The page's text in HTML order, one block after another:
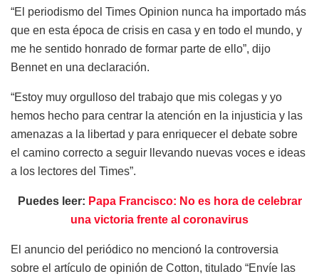
“El periodismo del Times Opinion nunca ha importado más
que en esta época de crisis en casa y en todo el mundo, y
me he sentido honrado de formar parte de ello”, dijo
Bennet en una declaración.
“Estoy muy orgulloso del trabajo que mis colegas y yo
hemos hecho para centrar la atención en la injusticia y las
amenazas a la libertad y para enriquecer el debate sobre
el camino correcto a seguir llevando nuevas voces e ideas
a los lectores del Times”.
Puedes leer: Papa Francisco: No es hora de celebrar
una victoria frente al coronavirus
El anuncio del periódico no mencionó la controversia
sobre el artículo de opinión de Cotton, titulado “Envíe las